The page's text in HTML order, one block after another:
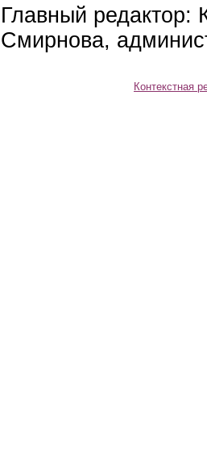
Главный
Смирнова,
Контекстная